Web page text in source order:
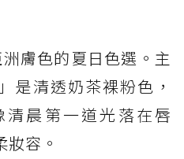
膚色的夏日色選。主
是清透奶茶裸粉色，
晨第一道光落在唇
容。